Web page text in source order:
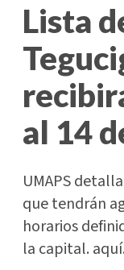
Lista
al 14
UMAPS
que tendrán
horarios
la capital. aquí.